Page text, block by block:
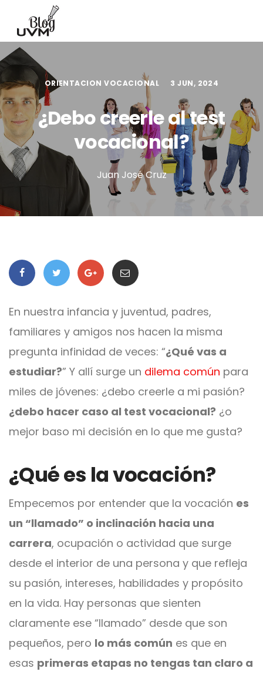
ORIENTACION VOCACIONAL 3 JUN, 2024
¿Debo creerle al test
vocacional?
Juan José Cruz
En nuestra infancia y juventud, padres,
familiares y amigos nos hacen la misma
pregunta infinidad de veces: “¿Qué vas a
estudiar?” Y allí surge un dilema común para
miles de jóvenes: ¿debo creerle a mi pasión?
¿debo hacer caso al test vocacional? ¿o
mejor baso mi decisión en lo que me gusta?
¿Qué es la vocación?
Empecemos por entender que la vocación es
un “llamado” o inclinación hacia una
carrera, ocupación o actividad que surge
desde el interior de una persona y que refleja
su pasión, intereses, habilidades y propósito
en la vida. Hay personas que sienten
claramente ese “llamado” desde que son
pequeños, pero lo más común es que en
esas primeras etapas no tengas tan claro a